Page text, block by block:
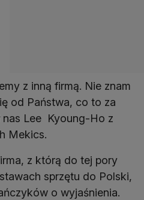
z inną firmą. Nie znam
od Państwa, co to za
nas Lee Kyoung-Ho z
Mekics.
z którą do tej pory
sprzętu do Polski,
o wyjaśnienia.